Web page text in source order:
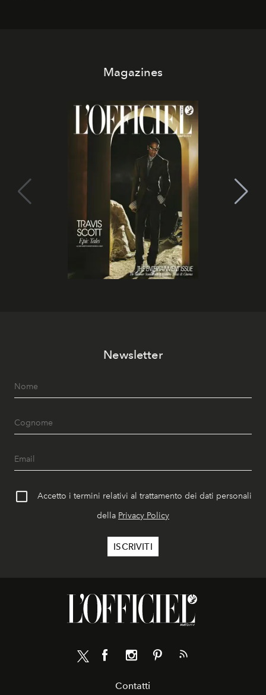
Magazines
Newsletter
Accetto i termini relativi al trattamento dei dati personali
della Privacy Policy
Contatti